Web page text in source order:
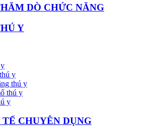
DÒ CHỨC NĂNG
Y
y
thú y
thú y
y
CHUYÊN DỤNG